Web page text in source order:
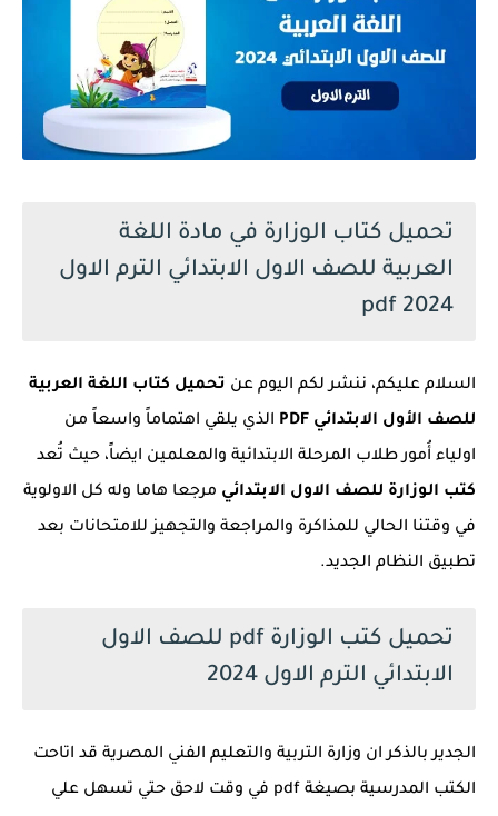
تحميل كتاب الوزارة في مادة اللغة
العربية للصف الاول الابتدائي الترم الاول
2024 pdf
السلام عليكم، ننشر لكم اليوم عن تحميل كتاب اللغة العربية
للصف الأول الابتدائي PDF
الذي يلقي اهتماماً واسعاً من
اولياء أُمور طلاب المرحلة الابتدائية والمعلمين ايضاً، حيث تُعد
كتب الوزارة للصف الاول الابتدائي مرجعا هاما وله كل الاولوية
في وقتنا الحالي للمذاكرة والمراجعة والتجهيز للامتحانات بعد
تطبيق النظام الجديد.
تحميل كتب الوزارة pdf للصف الاول
الابتدائي الترم الاول 2024
الجدير بالذكر ان وزارة التربية والتعليم الفني المصرية قد اتاحت
الكتب المدرسية بصيغة pdf في وقت لاحق حتي تسهل علي